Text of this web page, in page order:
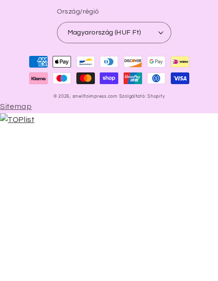
Ország/régió
Magyarország (HUF Ft)
Fizetési
módok
© 2026, smelltoimpress.com Szolgáltató: Shopify
Sitemap